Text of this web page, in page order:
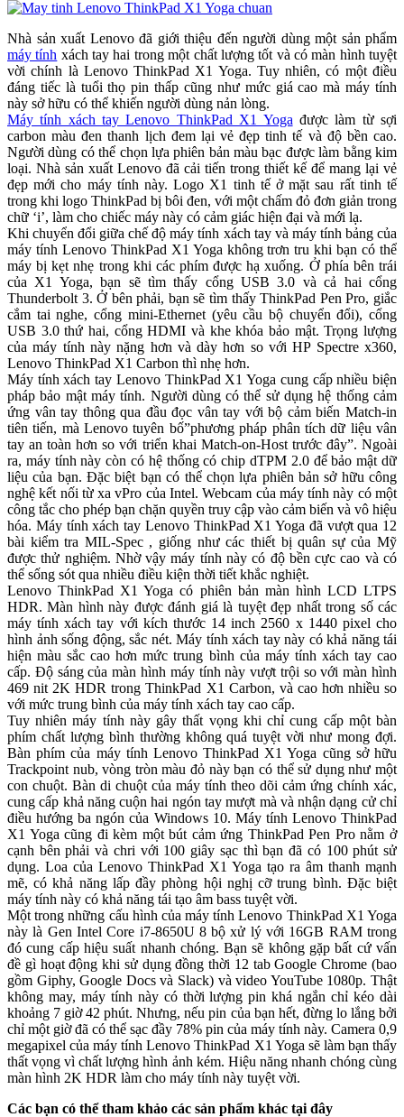
Nhà sản xuất Lenovo đã giới thiệu đến người dùng một sản phẩm
máy tính xách tay hai trong một chất lượng tốt và có màn hình tuyệt
vời chính là Lenovo ThinkPad X1 Yoga. Tuy nhiên, có một điều
đáng tiếc là tuổi thọ pin thấp cũng như mức giá cao mà máy tính
này sở hữu có thể khiến người dùng nản lòng.
Máy tính xách tay Lenovo ThinkPad X1 Yoga được làm từ sợi
carbon màu đen thanh lịch đem lại vẻ đẹp tinh tế và độ bền cao.
Người dùng có thể chọn lựa phiên bản màu bạc được làm bằng kim
loại. Nhà sản xuất Lenovo đã cải tiến trong thiết kế để mang lại vẻ
đẹp mới cho máy tính này. Logo X1 tinh tế ở mặt sau rất tinh tế
trong khi logo ThinkPad bị bôi đen, với một chấm đỏ đơn giản trong
chữ ‘i’, làm cho chiếc máy này có cảm giác hiện đại và mới lạ.
Khi chuyển đổi giữa chế độ máy tính xách tay và máy tính bảng của
máy tính Lenovo ThinkPad X1 Yoga không trơn tru khi bạn có thể
máy bị kẹt nhẹ trong khi các phím được hạ xuống. Ở phía bên trái
của X1 Yoga, bạn sẽ tìm thấy cổng USB 3.0 và cả hai cổng
Thunderbolt 3. Ở bên phải, bạn sẽ tìm thấy ThinkPad Pen Pro, giắc
cắm tai nghe, cổng mini-Ethernet (yêu cầu bộ chuyển đổi), cổng
USB 3.0 thứ hai, cổng HDMI và khe khóa bảo mật. Trọng lượng
của máy tính này nặng hơn và dày hơn so với HP Spectre x360,
Lenovo ThinkPad X1 Carbon thì nhẹ hơn.
Máy tính xách tay Lenovo ThinkPad X1 Yoga cung cấp nhiều biện
pháp bảo mật máy tính. Người dùng có thể sử dụng hệ thống cảm
ứng vân tay thông qua đầu đọc vân tay với bộ cảm biến Match-in
tiên tiến, mà Lenovo tuyên bố”phương pháp phân tích dữ liệu vân
tay an toàn hơn so với triển khai Match-on-Host trước đây”. Ngoài
ra, máy tính này còn có hệ thống có chip dTPM 2.0 để bảo mật dữ
liệu của bạn. Đặc biệt bạn có thể chọn lựa phiên bản sở hữu công
nghệ kết nối từ xa vPro của Intel. Webcam của máy tính này có một
công tắc cho phép bạn chặn quyền truy cập vào cảm biến và vô hiệu
hóa. Máy tính xách tay Lenovo ThinkPad X1 Yoga đã vượt qua 12
bài kiểm tra MIL-Spec , giống như các thiết bị quân sự của Mỹ
được thử nghiệm. Nhờ vậy máy tính này có độ bền cực cao và có
thể sống sót qua nhiều điều kiện thời tiết khắc nghiệt.
Lenovo ThinkPad X1 Yoga có phiên bản màn hình LCD LTPS
HDR. Màn hình này được đánh giá là tuyệt đẹp nhất trong số các
máy tính xách tay với kích thước 14 inch 2560 x 1440 pixel cho
hình ảnh sống động, sắc nét. Máy tính xách tay này có khả năng tái
hiện màu sắc cao hơn mức trung bình của máy tính xách tay cao
cấp. Độ sáng của màn hình máy tính này vượt trội so với màn hình
469 nit 2K HDR trong ThinkPad X1 Carbon, và cao hơn nhiều so
với mức trung bình của máy tính xách tay cao cấp.
Tuy nhiên máy tính này gây thất vọng khi chỉ cung cấp một bàn
phím chất lượng bình thường không quá tuyệt vời như mong đợi.
Bàn phím của máy tính Lenovo ThinkPad X1 Yoga cũng sở hữu
Trackpoint nub, vòng tròn màu đỏ này bạn có thể sử dụng như một
con chuột. Bàn di chuột của máy tính theo dõi cảm ứng chính xác,
cung cấp khả năng cuộn hai ngón tay mượt mà và nhận dạng cử chỉ
điều hướng ba ngón của Windows 10. Máy tính Lenovo ThinkPad
X1 Yoga cũng đi kèm một bút cảm ứng ThinkPad Pen Pro nằm ở
cạnh bên phải và chri với 100 giây sạc thì bạn đã có 100 phút sử
dụng. Loa của Lenovo ThinkPad X1 Yoga tạo ra âm thanh mạnh
mẽ, có khả năng lấp đầy phòng hội nghị cỡ trung bình. Đặc biệt
máy tính này có khả năng tái tạo âm bass tuyệt vời.
Một trong những cấu hình của máy tính Lenovo ThinkPad X1 Yoga
này là Gen Intel Core i7-8650U 8 bộ xử lý với 16GB RAM trong
đó cung cấp hiệu suất nhanh chóng. Bạn sẽ không gặp bất cứ vấn
đề gì hoạt động khi sử dụng đồng thời 12 tab Google Chrome (bao
gồm Giphy, Google Docs và Slack) và video YouTube 1080p. Thật
không may, máy tính này có thời lượng pin khá ngắn chỉ kéo dài
khoảng 7 giờ 42 phút. Nhưng, nếu pin của bạn hết, đừng lo lắng bởi
chỉ một giờ đã có thể sạc đầy 78% pin của máy tính này. Camera 0,9
megapixel của máy tính Lenovo ThinkPad X1 Yoga sẽ làm bạn thấy
thất vọng vì chất lượng hình ảnh kém. Hiệu năng nhanh chóng cùng
màn hình 2K HDR làm cho máy tính này tuyệt vời.
Các bạn có thể tham khảo các sản phẩm khác tại đây